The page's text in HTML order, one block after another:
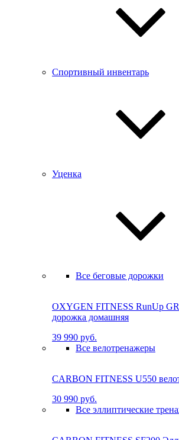
Спортивный инвентарь
Уценка
Все беговые дорожки
OXYGEN FITNESS RunUp
до­рож­ка до­маш­няя
39 990 руб.
Все велотренажеры
CARBON FITNESS U550
30 990 руб.
Все эллиптические